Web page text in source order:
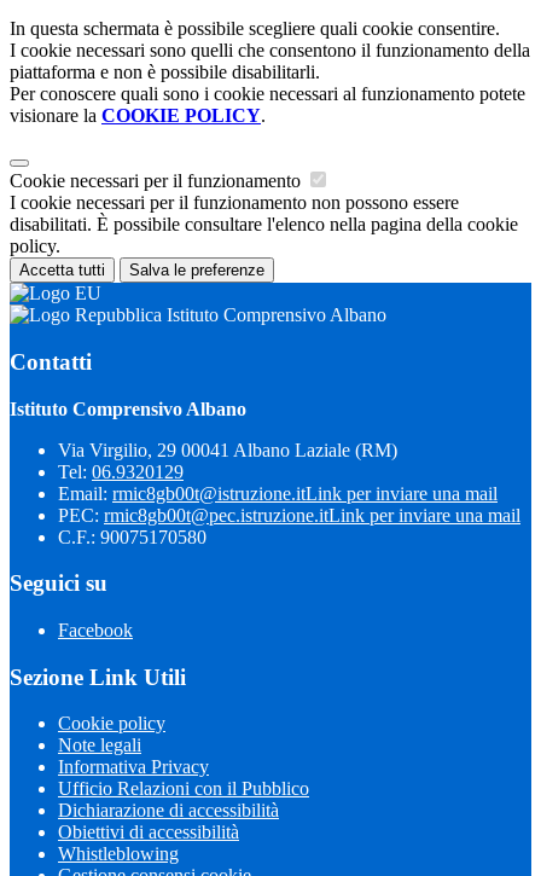
In questa schermata è possibile scegliere quali cookie consentire.
I cookie necessari sono quelli che consentono il funzionamento della
piattaforma e non è possibile disabilitarli.
Per conoscere quali sono i cookie necessari al funzionamento potete
visionare la COOKIE POLICY.
Cookie necessari per il funzionamento
I cookie necessari per il funzionamento non possono essere
disabilitati. È possibile consultare l'elenco nella pagina della cookie
policy.
Accetta tutti Salva le preferenze
Istituto Comprensivo Albano
Contatti
Istituto Comprensivo Albano
Via Virgilio, 29 00041 Albano Laziale (RM)
Tel: 06.9320129
Email: rmic8gb00t@istruzione.itLink per inviare una mail
PEC: rmic8gb00t@pec.istruzione.itLink per inviare una mail
C.F.: 90075170580
Seguici su
Facebook
Sezione Link Utili
Cookie policy
Note legali
Informativa Privacy
Ufficio Relazioni con il Pubblico
Dichiarazione di accessibilità
Obiettivi di accessibilità
Whistleblowing